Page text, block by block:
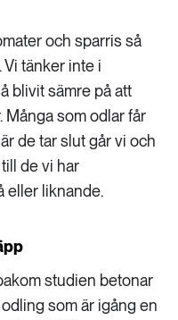
och sparris så
tänker inte i
blivit sämre på att
Många som odlar får
de tar slut går vi och
de vi har
eller liknande.
studien betonar
som är igång en